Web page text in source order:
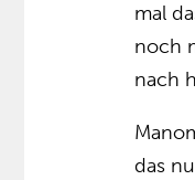
mal
noch
nach
das